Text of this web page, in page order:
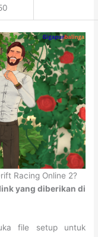
Racing Online 2?
yang diberikan di
file setup untuk